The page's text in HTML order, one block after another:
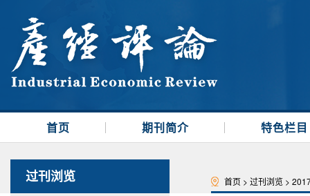
首页 期刊简介 特色栏目
过刊浏览 首页 > 过刊浏览 >